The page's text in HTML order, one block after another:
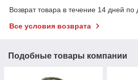
Возврат товара в течение 14 дней по
Все условия возврата
Подобные товары компании